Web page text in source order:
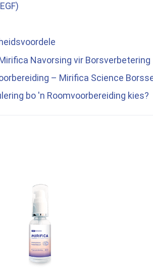
Navorsing vir Borsverbetering
– Mirifica Science
bo 'n Roomvoorbereiding kies?